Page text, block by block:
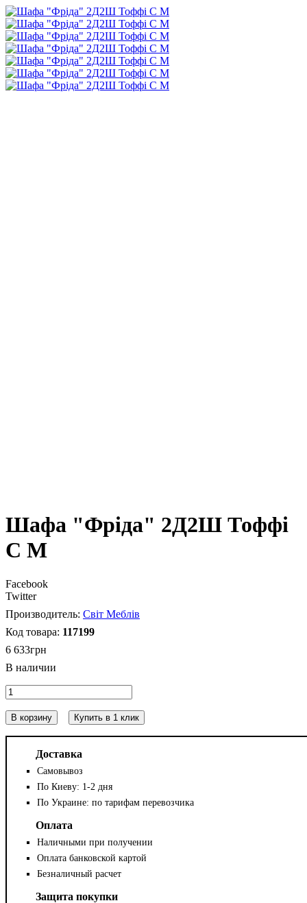
Шафа "Фріда" 2Д2Ш Тоффі
С М
Facebook
Twitter
Світ Меблів
117199
6 633грн
В корзину Купить в 1 клик
Доставка
Самовывоз
По Киеву: 1-2 дня
По Украине: по тарифам перевозчика
Оплата
Наличными при получении
Оплата банковской картой
Безналичный расчет
Защита покупки